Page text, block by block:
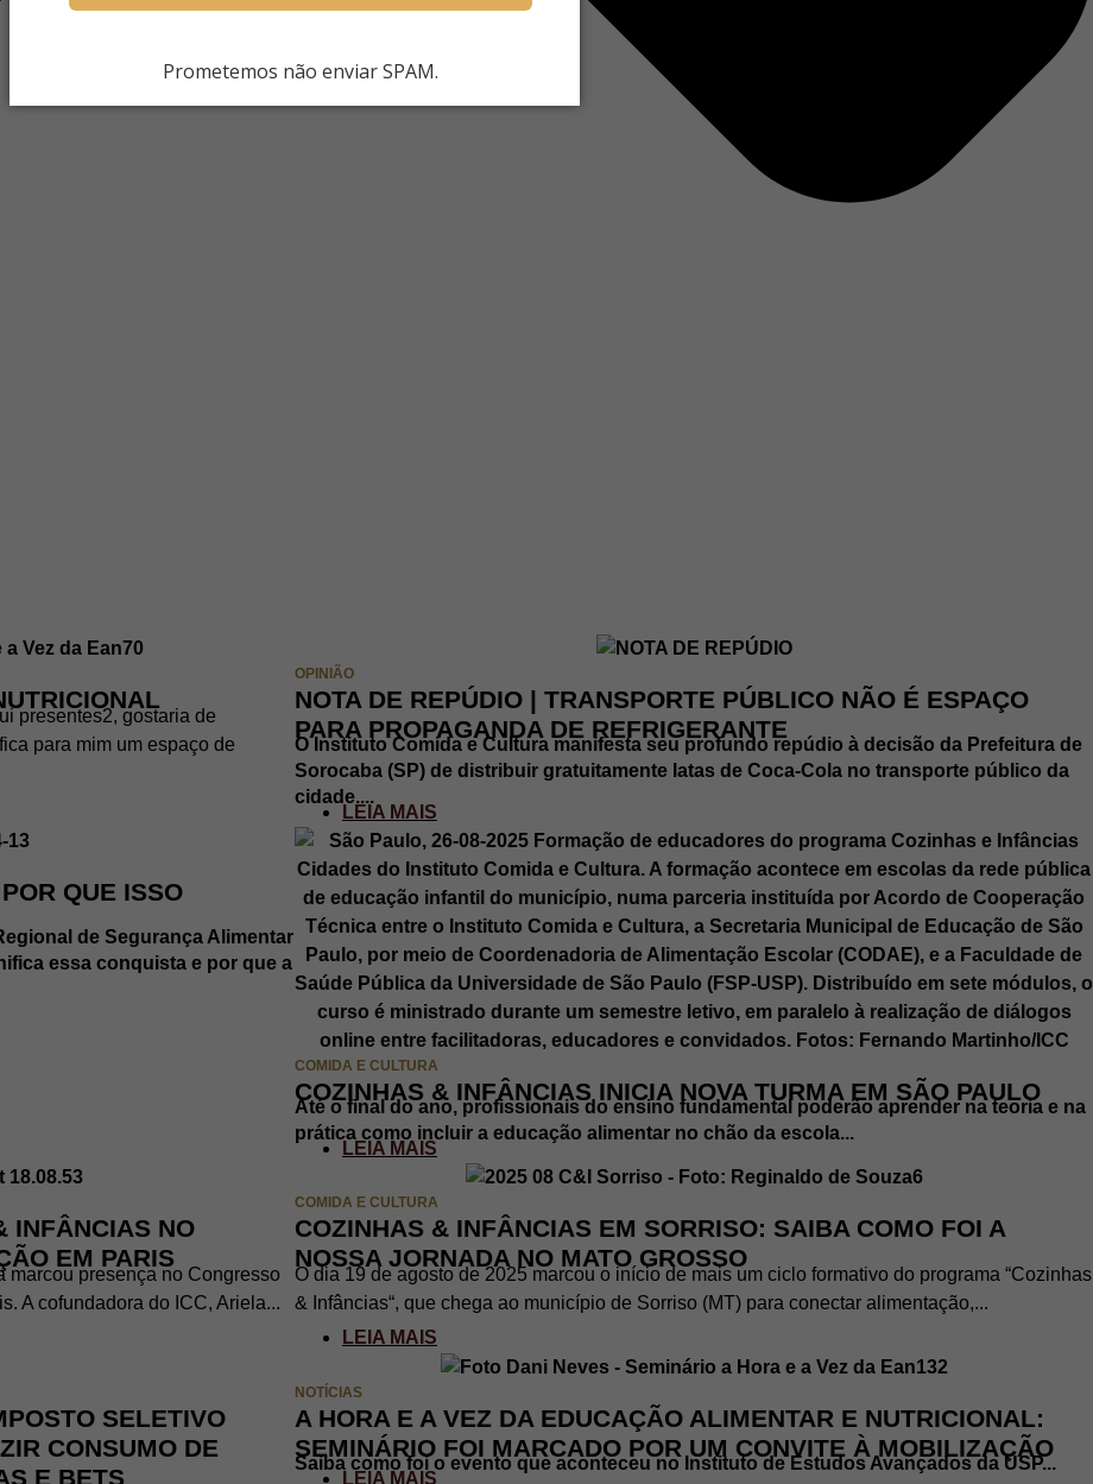
Prometemos não enviar SPAM.
presentes2, gostaria de
para mim um espaço de
OPINIÃO
NOTA DE REPÚDIO | TRANSPORTE PÚBLICO NÃO É ESPAÇO
PARA PROPAGANDA DE REFRIGERANTE
O Instituto Comida e Cultura manifesta seu profundo repúdio à decisão da Prefeitura de
Sorocaba (SP) de distribuir gratuitamente latas de Coca-Cola no transporte público da
cidade....
LEIA MAIS
QUE ISSO
de Segurança Alimentar
essa conquista e por que a
COMIDA E CULTURA
COZINHAS & INFÂNCIAS INICIA NOVA TURMA EM SÃO PAULO
Até o final do ano, profissionais do ensino fundamental poderão aprender na teoria e na
prática como incluir a educação alimentar no chão da escola...
LEIA MAIS
INFÂNCIAS NO
EM PARIS
marcou presença no Congresso
A cofundadora do ICC, Ariela...
COMIDA E CULTURA
COZINHAS & INFÂNCIAS EM SORRISO: SAIBA COMO FOI A
NOSSA JORNADA NO MATO GROSSO
O dia 19 de agosto de 2025 marcou o início de mais um ciclo formativo do programa “Cozinhas
& Infâncias“, que chega ao município de Sorriso (MT) para conectar alimentação,...
LEIA MAIS
SELETIVO
CONSUMO DE
E BETS
NOTÍCIAS
A HORA E A VEZ DA EDUCAÇÃO ALIMENTAR E NUTRICIONAL:
SEMINÁRIO FOI MARCADO POR UM CONVITE À MOBILIZAÇÃO
Saiba como foi o evento que aconteceu no Instituto de Estudos Avançados da USP...
LEIA MAIS